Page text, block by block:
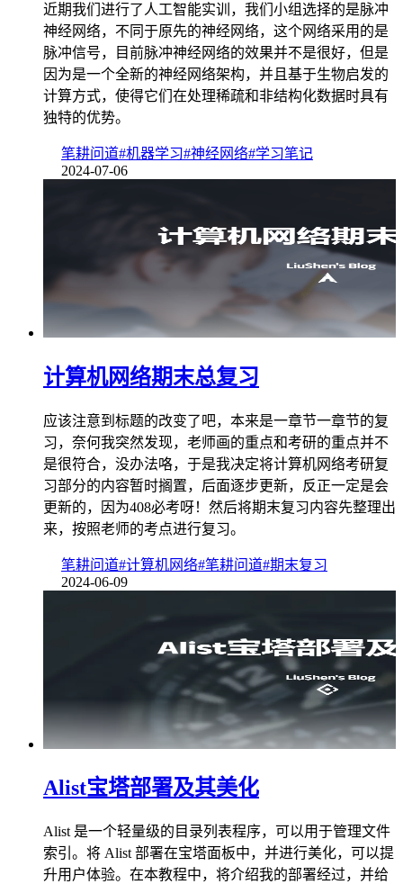
近期我们进行了人工智能实训，我们小组选择的是脉冲
神经网络，不同于原先的神经网络，这个网络采用的是
脉冲信号，目前脉冲神经网络的效果并不是很好，但是
因为是一个全新的神经网络架构，并且基于生物启发的
计算方式，使得它们在处理稀疏和非结构化数据时具有
独特的优势。
笔耕问道#机器学习#神经网络#学习笔记
2024-07-06
计算机网络期末总复习
应该注意到标题的改变了吧，本来是一章节一章节的复
习，奈何我突然发现，老师画的重点和考研的重点并不
是很符合，没办法咯，于是我决定将计算机网络考研复
习部分的内容暂时搁置，后面逐步更新，反正一定是会
更新的，因为408必考呀！然后将期末复习内容先整理出
来，按照老师的考点进行复习。
笔耕问道#计算机网络#笔耕问道#期末复习
2024-06-09
Alist宝塔部署及其美化
Alist 是一个轻量级的目录列表程序，可以用于管理文件
索引。将 Alist 部署在宝塔面板中，并进行美化，可以提
升用户体验。在本教程中，将介绍我的部署经过，并给